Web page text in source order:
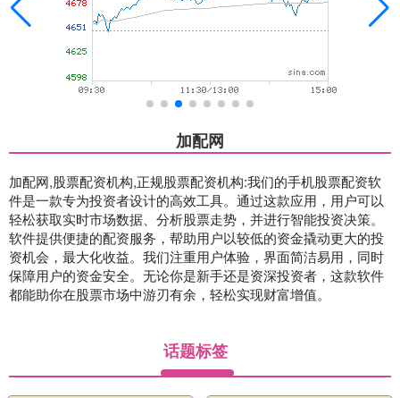
加配网
加配网,股票配资机构,正规股票配资机构:我们的手机股票配资软
件是一款专为投资者设计的高效工具。通过这款应用，用户可以
轻松获取实时市场数据、分析股票走势，并进行智能投资决策。
软件提供便捷的配资服务，帮助用户以较低的资金撬动更大的投
资机会，最大化收益。我们注重用户体验，界面简洁易用，同时
保障用户的资金安全。无论你是新手还是资深投资者，这款软件
都能助你在股票市场中游刃有余，轻松实现财富增值。
话题标签